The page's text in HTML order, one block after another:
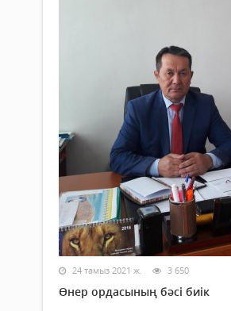
24 тамыз 2021 ж. 3 650
Өнер ордасының бәсі биік